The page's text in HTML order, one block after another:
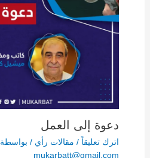
دعوة إلى العمل
اترك تعليقاً / مقالات رأي / بواسطة
mukarbatt@gmail.com